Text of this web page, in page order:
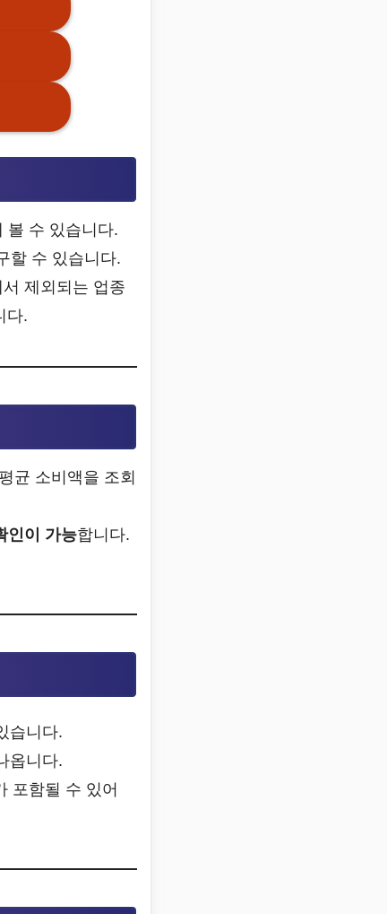
볼 수 있습니다.
할 수 있습니다.
제외되는 업종
다.
균 소비액을 조회
인이 가능합니다.
습니다.
옵니다.
포함될 수 있어